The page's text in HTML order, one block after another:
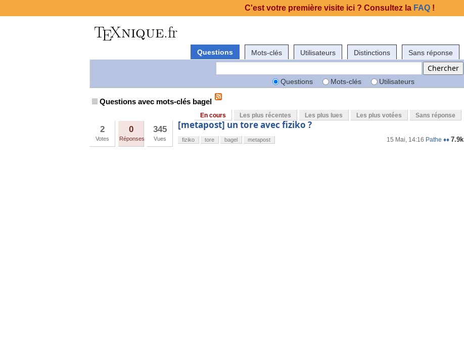
Questions Mots-clés Utilisateurs Distinctions Sans réponse
Questions Mots-clés Utilisateurs
Questions avec mots-clés bagel
En cours Les plus récentes Les plus lues Les plus votées Sans réponse
2
Votes
0
Réponses
345
Vues
[metapost] un tore avec fiziko ?
15 Mai, 14:16 Pathe ♦♦ 7.9k
fiziko tore bagel metapost
C'est votre première visite ici ? Consultez la FAQ !